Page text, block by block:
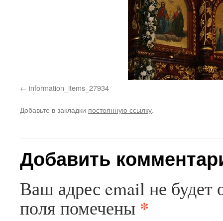
information_items_27934
Добавьте в закладки постоянную ссылку.
Добавить
Ваш адрес email не будет
поля помечены *